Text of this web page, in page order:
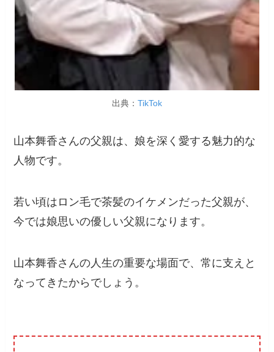
出典： TikTok
山本舞香さんの父親は、娘を深く愛する魅力的な
人物です。
若い頃はロン毛で茶髪のイケメンだった父親が、
今では娘思いの優しい父親になります。
山本舞香さんの人生の重要な場面で、常に支えと
なってきたからでしょう。